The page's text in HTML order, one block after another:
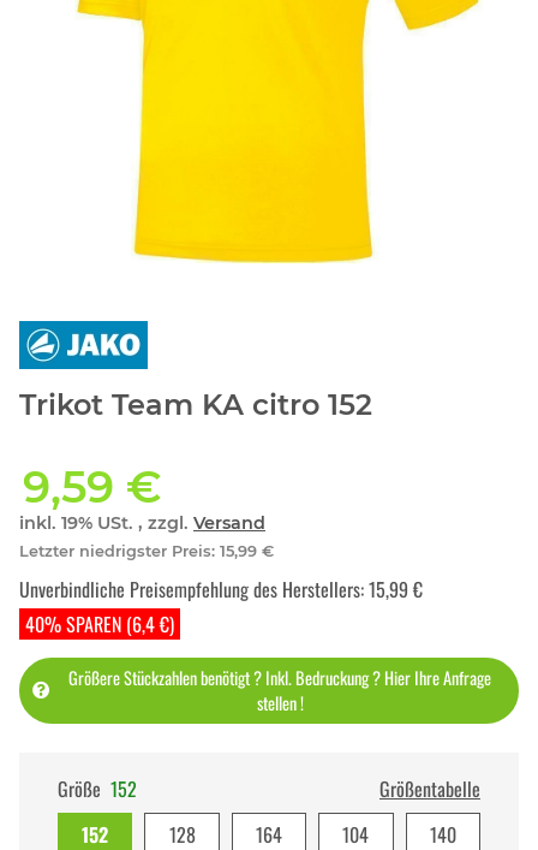
Trikot Team KA citro 152
9,59 €
inkl. 19% USt. , zzgl. Versand
Letzter niedrigster Preis: 15,99 €
40% SPAREN (6,4 €)
Unverbindliche Preisempfehlung des Herstellers:15,99 €
Größere Stückzahlen benötigt ? Inkl. Bedruckung ? Hier Ihre Anfrage
stellen !
Größe 152
Größentabelle
152
128 164 104
140